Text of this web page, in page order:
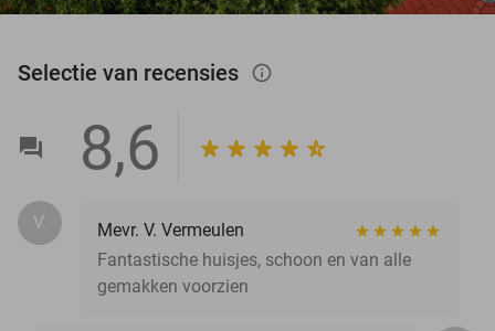
Selectie van recensies info_outlined
8,6
V.
Mevr. V. Vermeulen
Fantastische huisjes, schoon en van alle
gemakken voorzien